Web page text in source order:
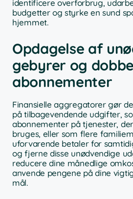
identificere overforbrug,
budgetter og styrke en sund
hjemmet.
Opdagelse af
gebyrer og
abonnementer
Finansielle aggregatorer gør
på tilbagevendende udgifter,
abonnementer på tjenester,
bruges, eller som flere
uforvarende betaler for
og fjerne disse unødvendige
reducere dine månedlige
anvende pengene på dine
mål.